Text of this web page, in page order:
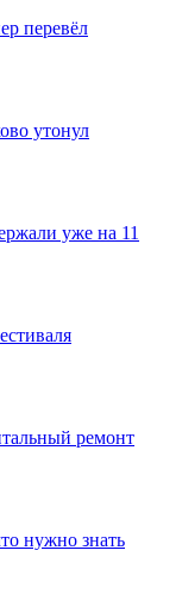
перевёл
утонул
уже на 11
ремонт
нужно знать